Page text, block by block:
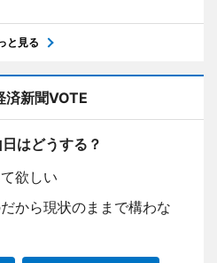
と見る
済新聞VOTE
はどうする？
欲しい
から現状のままで構わな